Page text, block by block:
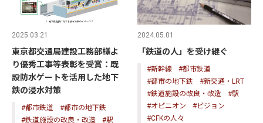
2025.03.21
東京都交通局建設工務部様よ
り優秀工事等表彰を受賞：既
設防水ゲートを活用した地下
鉄の浸水対策
#都市鉄道
#都市の地下鉄
#鉄道施設の改良・改造
#駅
2024.05.01
「鉄道の人」を受け継ぐ
#新幹線
#都市鉄道
#都市の地下鉄
#新交通・LRT
#鉄道施設の改良・改造
#駅
#オピニオン
#ビジョン
#CFKの人々